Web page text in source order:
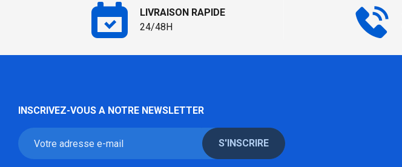
LIVRAISON RAPIDE
24/48H
INSCRIVEZ-VOUS A NOTRE NEWSLETTER
S'INSCRIRE